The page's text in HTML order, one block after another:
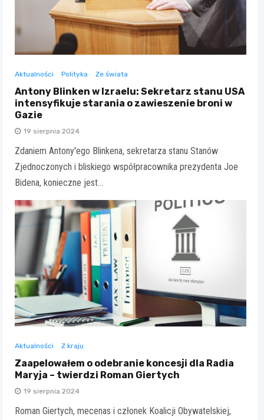
Aktualności Polityka Ze świata
Antony Blinken w Izraelu: Sekretarz stanu USA
intensyfikuje starania o zawieszenie broni w
Gazie
19 sierpnia 2024
Zdaniem Antony'ego Blinkena, sekretarza stanu Stanów
Zjednoczonych i bliskiego współpracownika prezydenta Joe
Bidena, konieczne jest…
Aktualności Z kraju
Zaapelowałem o odebranie koncesji dla Radia
Maryja – twierdzi Roman Giertych
19 sierpnia 2024
Roman Giertych, mecenas i członek Koalicji Obywatelskiej,